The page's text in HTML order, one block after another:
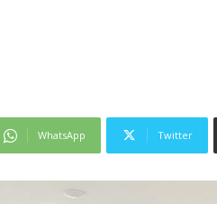
WhatsApp Twitter